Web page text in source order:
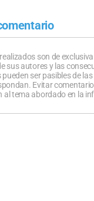
son de exclusiva
sus autores y las
ser pasibles de
Evitar
al tema abordado en la